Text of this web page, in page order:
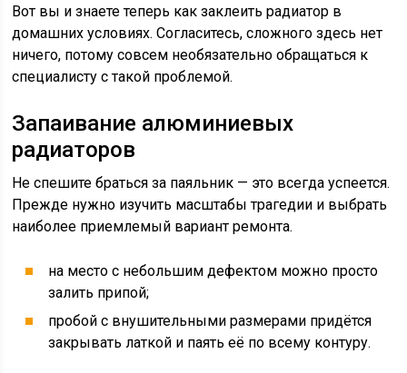
Вот вы и знаете теперь как заклеить радиатор в
домашних условиях. Согласитесь, сложного здесь нет
ничего, потому совсем необязательно обращаться к
специалисту с такой проблемой.
Запаивание алюминиевых
радиаторов
Не спешите браться за паяльник — это всегда успеется.
Прежде нужно изучить масштабы трагедии и выбрать
наиболее приемлемый вариант ремонта.
на место с небольшим дефектом можно просто
залить припой;
пробой с внушительными размерами придётся
закрывать латкой и паять её по всему контуру.